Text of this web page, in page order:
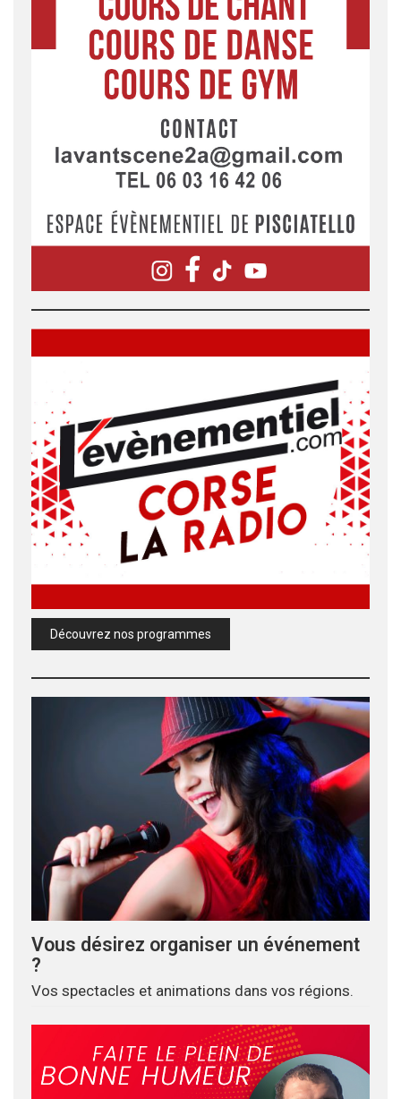
Découvrez nos programmes
Vous désirez organiser un événement
?
Vos spectacles et animations dans vos régions.